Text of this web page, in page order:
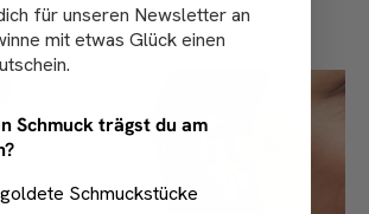
5.0
für unseren Newsletter an
mit etwas Glück einen
Schmuck trägst du am
Schmuckstücke